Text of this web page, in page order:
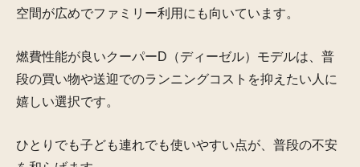
空間が広めでファミリー利用にも向いています。
燃費性能が良いクーパーD（ディーゼル）モデルは、普
段の買い物や送迎でのランニングコストを抑えたい人に
嬉しい選択です。
ひとりでも子ども連れでも使いやすい点が、普段の不安